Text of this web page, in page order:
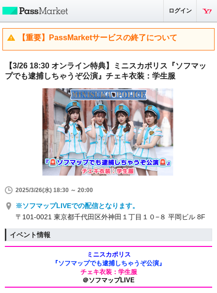
ログイン
【重要】PassMarketサービスの終了について
【3/26 18:30 オンライン特典】ミニスカポリス『ソフマッ
プでも逮捕しちゃうぞ公演』チェキ衣装：学生服
2025/3/26(水) 18:30 ～ 20:00
※ソフマップLIVEでの配信となります。
〒101-0021 東京都千代田区外神田１丁目１０−８ 平岡ビル 8F
イベント情報
ミニスカポリス
『ソフマップでも逮捕しちゃうぞ公演』
チェキ衣装：学生服
＠ソフマップLIVE